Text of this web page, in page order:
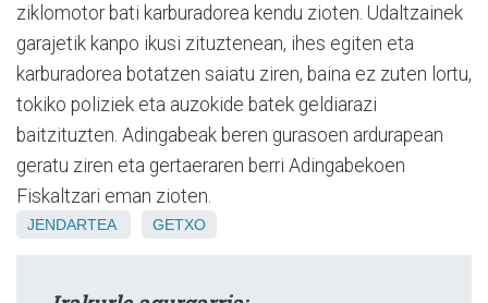
ziklomotor bati karburadorea kendu zioten. Udaltzainek
garajetik kanpo ikusi zituztenean, ihes egiten eta
karburadorea botatzen saiatu ziren, baina ez zuten lortu,
tokiko poliziek eta auzokide batek geldiarazi
baitzituzten. Adingabeak beren gurasoen ardurapean
geratu ziren eta gertaeraren berri Adingabekoen
Fiskaltzari eman zioten.
JENDARTEA GETXO